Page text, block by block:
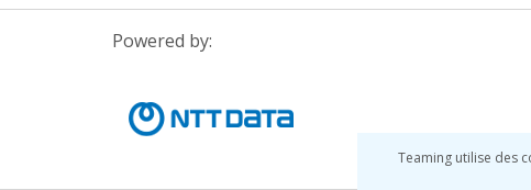
Teaming utilise des
Powered by: